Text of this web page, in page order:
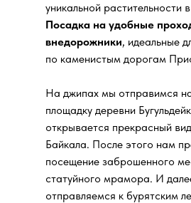
уникальной растительности
Посадка на удобные
внедорожники, идеальные
по каменистым дорогам
На джипах мы отправимся
площадку деревни
открывается прекрасный
Байкала. После этого нам
посещение заброшенного
статуйного мрамора. И
отправляемся к бурятским